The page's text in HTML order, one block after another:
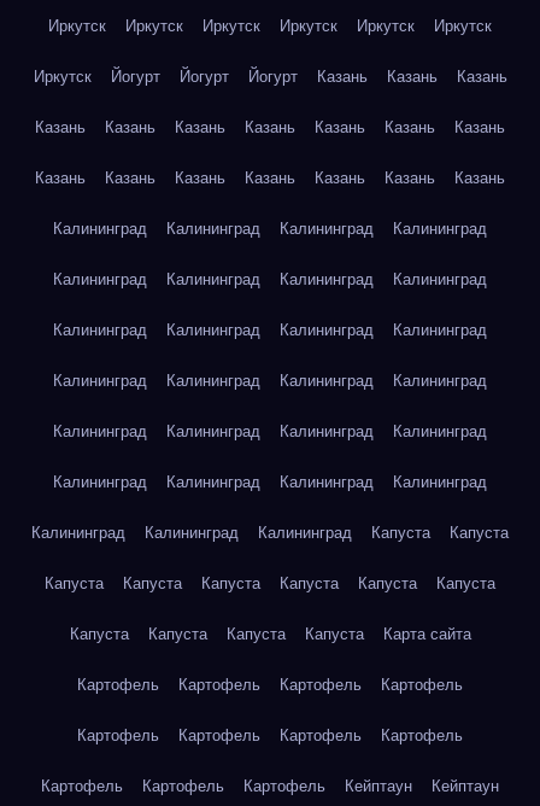
Иркутск Иркутск Иркутск Иркутск Иркутск Иркутск
Иркутск Йогурт Йогурт Йогурт Казань Казань Казань
Казань Казань Казань Казань Казань Казань Казань
Казань Казань Казань Казань Казань Казань Казань
Калининград Калининград Калининград Калининград
Калининград Калининград Калининград Калининград
Калининград Калининград Калининград Калининград
Калининград Калининград Калининград Калининград
Калининград Калининград Калининград Калининград
Калининград Калининград Калининград Калининград
Калининград Калининград Калининград Капуста Капуста
Капуста Капуста Капуста Капуста Капуста Капуста
Капуста Капуста Капуста Капуста Карта сайта
Картофель Картофель Картофель Картофель
Картофель Картофель Картофель Картофель
Картофель Картофель Картофель Кейптаун Кейптаун